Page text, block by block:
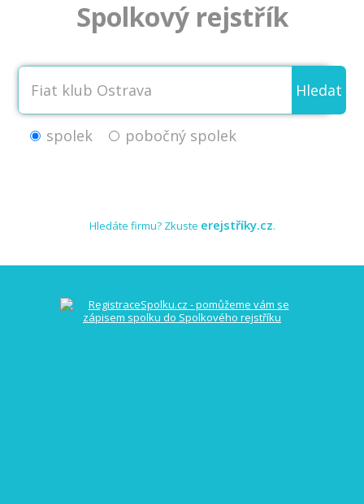
Spolkový rejstřík
Hledat
spolek pobočný spolek
Hledáte firmu? Zkuste erejstříky.cz.